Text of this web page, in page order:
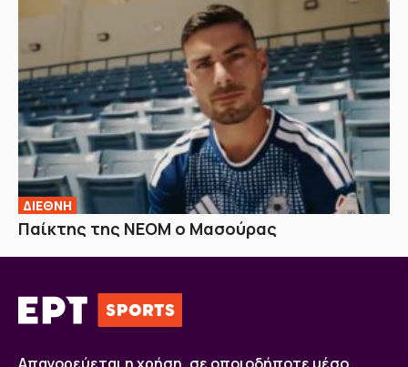
ΔΙΕΘΝΗ
Παίκτης της ΝΕΟΜ ο Μασούρας